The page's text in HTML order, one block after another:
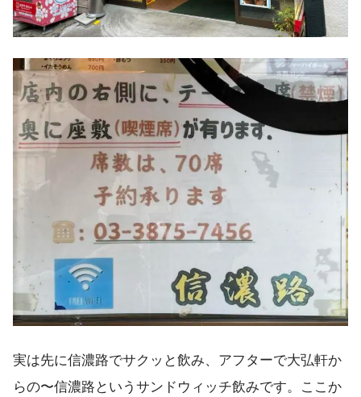
実は先に信濃路でサクッと飲み、アフターで大弘軒か
らの〜信濃路というサンドウィッチ飲みです。ここか